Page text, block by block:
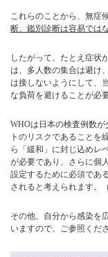
これらのことから、無症
断、鑑別診断は容易では
したがって、たとえ症状
は、多人数の集合は避け
は接しないようにして、
な負荷を避けることが必
WHOは日本の検査例数
トのリスクであることを
ら「緩和」に封じ込めレ
が必要であり、さらに個
設定するために必須であ
されると考えられます。
その他、自分から感染を
いますので、ご参照くださ